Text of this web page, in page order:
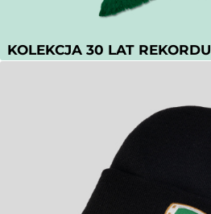
KOLEKCJA 30 LAT REKORDU